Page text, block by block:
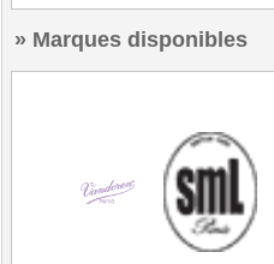
Marques disponibles